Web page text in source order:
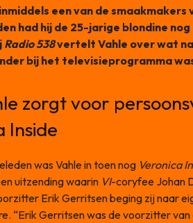
een van de smaakmakers
had hij de 25-jarige blondine
Radio 538vertelt Vahle over wat
bij het televisieprogramma
zorgt voor
Inside
was Vahle in toen nog Veronica
uitzending waarin VI-coryfee Johan
Erik Gerritsen beging zij naar
“Erik Gerritsen was de voorzitter